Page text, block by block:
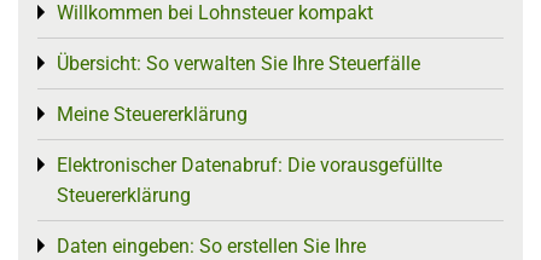
Willkommen bei Lohnsteuer kompakt
Toggle menu
Übersicht: So verwalten Sie Ihre Steuerfälle
Toggle menu
Meine Steuererklärung
Toggle menu
Elektronischer Datenabruf: Die vorausgefüllte
Steuererklärung
Toggle menu
Daten eingeben: So erstellen Sie Ihre
Toggle menu